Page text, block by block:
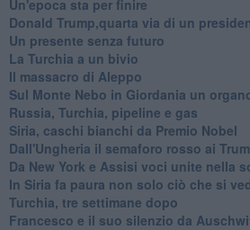
Un'epoca sta per finire
Donald Trump,quarta via di un
Un presente senza futuro
La Turchia a un bivio
Il massacro di Aleppo
Sul Monte Nebo in Giordania un
Russia, Turchia, pipeline e gas
Siria, caschi bianchi da Premio Nobel
Dall'Ungheria il semaforo rosso ai
Da New York e Assisi voci unite nella
In Siria fa paura non solo ciò che si
Turchia, tre settimane dopo
Francesco e il suo silenzio da